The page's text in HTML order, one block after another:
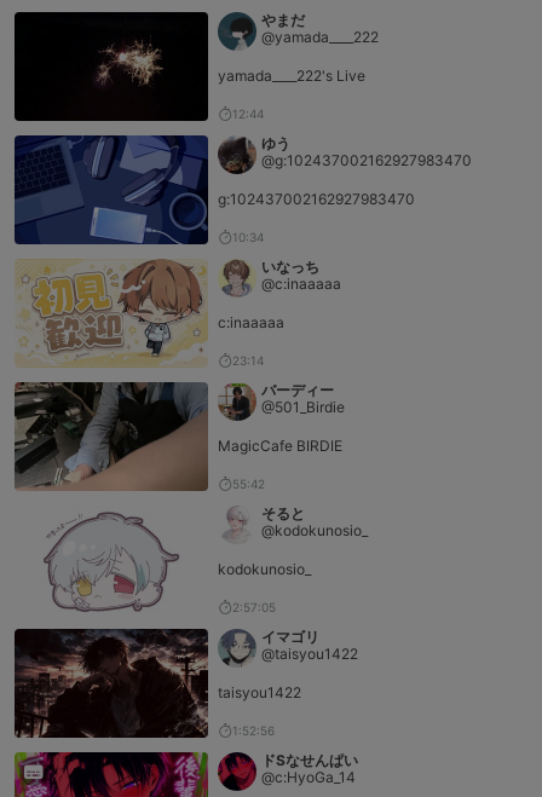
やまだ
@yamada____222
yamada____222's Live
12:44
ゆう
@g:102437002162927983470
g:102437002162927983470
10:34
いなっち
@c:inaaaaa
c:inaaaaa
23:14
バーディー
@501_Birdie
MagicCafe BIRDIE
55:42
そると
@kodokunosio_
kodokunosio_
2:57:05
イマゴリ
@taisyou1422
taisyou1422
1:52:56
ドSなせんぱい
@c:HyoGa_14